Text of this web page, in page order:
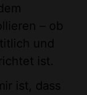
– ob
und
ist.
ist, dass